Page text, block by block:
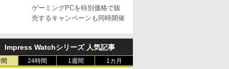
ゲーミングPCを特別価格で販
売するキャンペーンも同時開催
Impress Watchシリーズ 人気記事
24時間 1週間 1カ月